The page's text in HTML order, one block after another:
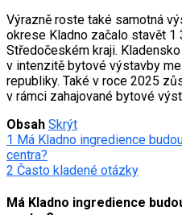
Výrazně roste také samotná
okrese Kladno začalo stavět
Středočeském kraji.
v intenzitě bytové výstavby
republiky. Také v roce 2025
v rámci zahajované bytové
Obsah Skrýt
1 Má Kladno ingredience
centra?
2 Často kladené otázky
Má Kladno ingredience